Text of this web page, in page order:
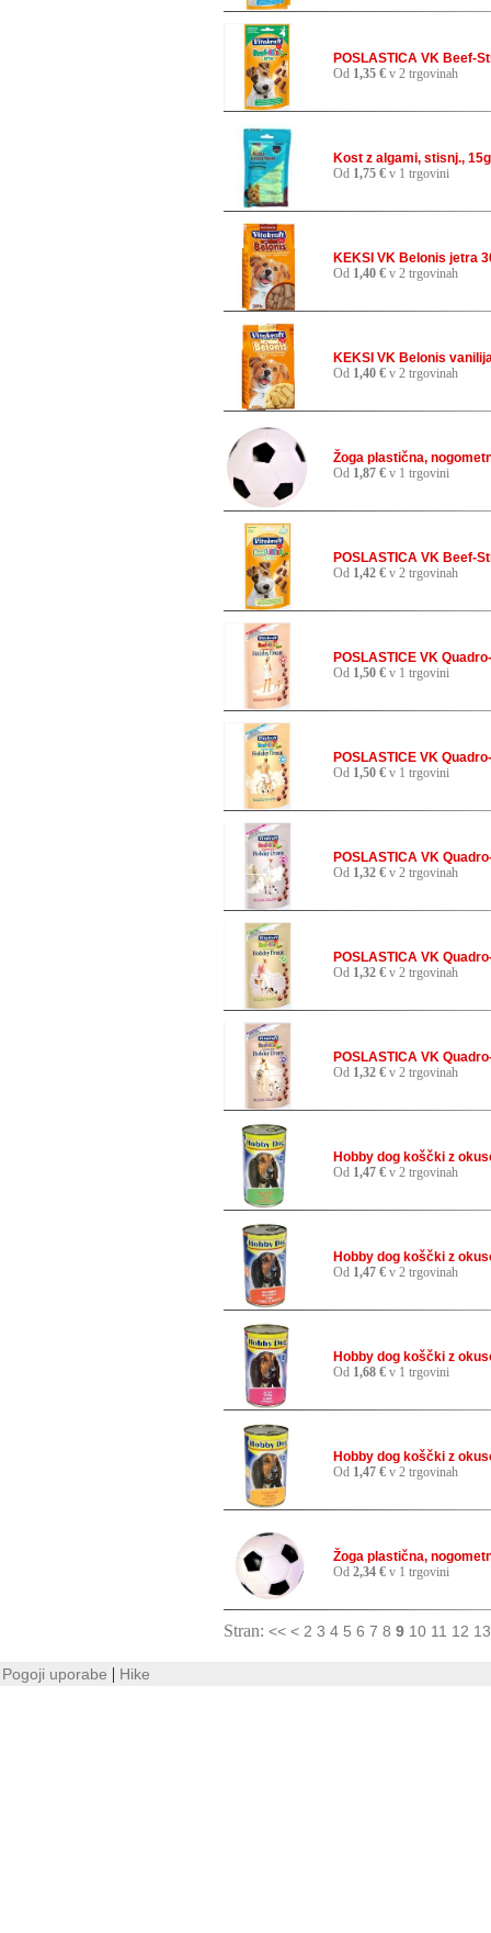
POSLASTICA VK Beef-
Od 1,35 € v 2 trgovinah
Kost z algami, stisnj.,
Od 1,75 € v 1 trgovini
KEKSI VK Belonis jetra
Od 1,40 € v 2 trgovinah
KEKSI VK Belonis
Od 1,40 € v 2 trgovinah
Žoga plastična,
Od 1,87 € v 1 trgovini
POSLASTICA VK Beef-
Od 1,42 € v 2 trgovinah
POSLASTICE VK
Od 1,50 € v 1 trgovini
POSLASTICE VK
Od 1,50 € v 1 trgovini
POSLASTICA VK
Od 1,32 € v 2 trgovinah
POSLASTICA VK
Od 1,32 € v 2 trgovinah
POSLASTICA VK
Od 1,32 € v 2 trgovinah
Hobby dog koščki z
Od 1,47 € v 2 trgovinah
Hobby dog koščki z
Od 1,47 € v 2 trgovinah
Hobby dog koščki z
Od 1,68 € v 1 trgovini
Hobby dog koščki z
Od 1,47 € v 2 trgovinah
Žoga plastična,
Od 2,34 € v 1 trgovini
Stran: << < 2 3 4 5 6 7 8 9 10 11 12 13
Pogoji uporabe | Hike